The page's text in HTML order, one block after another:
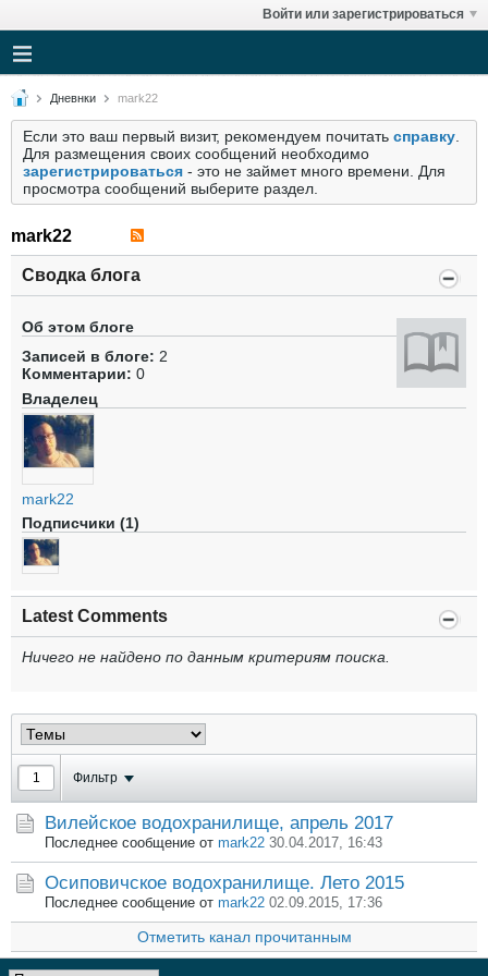
Войти или зарегистрироваться
Дневнки mark22
Если это ваш первый визит, рекомендуем почитать справку
Для размещения своих сообщений необходимо
зарегистрироваться - это не займет много времени. Для
просмотра сообщений выберите раздел.
mark22
Сводка блога
Об этом блоге
Записей в блоге: 2
Комментарии: 0
Владелец
mark22
Подписчики (1)
Latest Comments
Ничего не найдено по данным критериям поиска.
Фильтр
Вилейское водохранилище, апрель 2017
Последнее сообщение от mark22 30.04.2017, 16:43
Осиповичское водохранилище. Лето 2015
Последнее сообщение от mark22 02.09.2015, 17:36
Отметить канал прочитанным